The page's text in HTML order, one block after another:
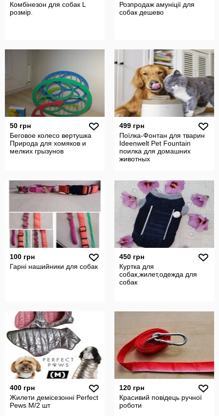
Комбінезон для собак L
розмір.
Розпродаж амуніції для
собак дешево
50 грн
Беговое колесо вертушка
Природа для хомяков и
мелких грызунов
499 грн
Поїлка-Фонтан для тварин
Ideenwelt Pet Fountain
поилка для домашних
животных
100 грн
Гарні нашийники для собак
450 грн
Куртка для
собак,жилет,одежда для
собак
400 грн
Жилети демісезонні Perfect
Pews M/2 шт
120 грн
Красивий повідець ручної
роботи